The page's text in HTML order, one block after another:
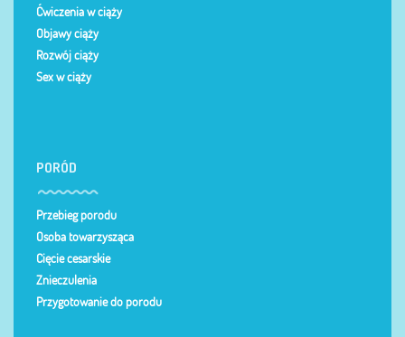
Ćwiczenia w ciąży
Objawy ciąży
Rozwój ciąży
Sex w ciąży
PORÓD
Przebieg porodu
Osoba towarzysząca
Cięcie cesarskie
Znieczulenia
Przygotowanie do porodu